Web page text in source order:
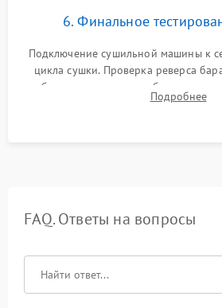
6. Финальное
Подключение сушильной машины к
цикла сушки. Проверка реверса
набора температуры, работы
конденсата) и отсутствияПодробнее
FAQ. Ответы на вопросы